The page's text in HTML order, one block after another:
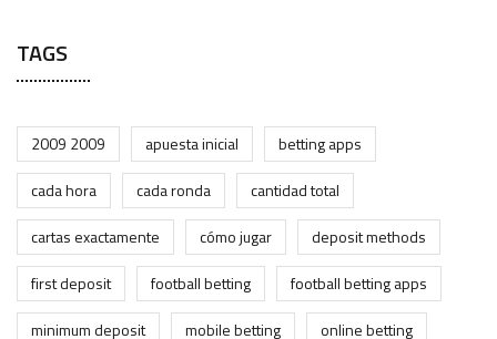
TAGS
2009 2009 apuesta inicial
betting apps
cada hora
cada ronda
cantidad total
cartas exactamente
cómo jugar
deposit methods
first deposit
football betting
football betting apps
minimum deposit
mobile betting online betting